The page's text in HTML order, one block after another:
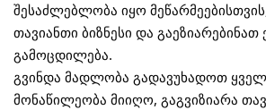
შესაძლებლობა იყო
თავიანთი ბიზნესი და
გამოცდილება.
გვინდა მადლობა გადავუხადოთ
მონაწილეობა მიიღო, გაგვიზიარა